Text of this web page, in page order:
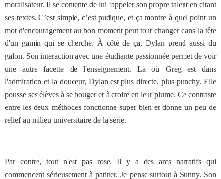
moralisateur. Il se contente de lui rappeler son propre talent en citant
ses textes. C’est simple, c’est pudique, et ça montre à quel point un
mot d'encouragement au bon moment peut tout changer dans la tête
d'un gamin qui se cherche. À côté de ça, Dylan prend aussi du
galon. Son interaction avec une étudiante passionnée permet de voir
une autre facette de l'enseignement. Là où Greg est dans
l'admiration et la douceur, Dylan est plus directe, plus punchy. Elle
pousse ses élèves à se bouger et à croire en leur plume. Ce contraste
entre les deux méthodes fonctionne super bien et donne un peu de
relief au milieu universitaire de la série.
Par contre, tout n'est pas rose. Il y a des arcs narratifs qui
commencent sérieusement à patiner. Je pense surtout à Sunny. Son